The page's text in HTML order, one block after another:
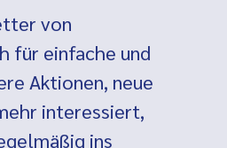
von
für einfache und
Aktionen, neue
interessiert,
ins